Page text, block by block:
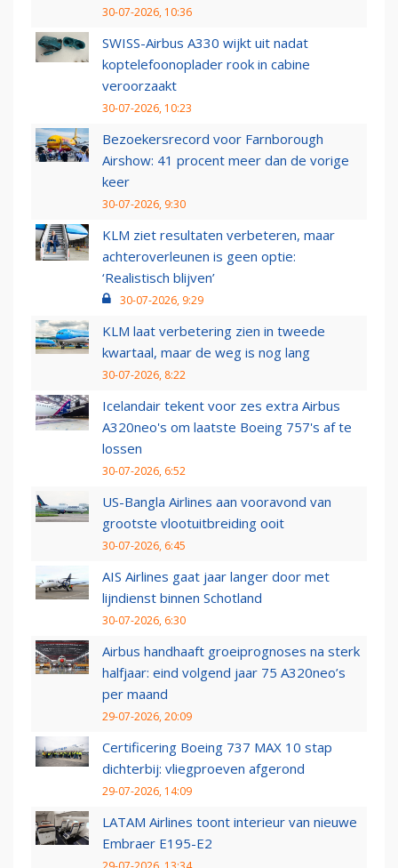
30-07-2026, 10:36
SWISS-Airbus A330 wijkt uit nadat
koptelefoonoplader rook in cabine
veroorzaakt
30-07-2026, 10:23
Bezoekersrecord voor Farnborough
Airshow: 41 procent meer dan de vorige
keer
30-07-2026, 9:30
KLM ziet resultaten verbeteren, maar
achteroverleunen is geen optie:
‘Realistisch blijven’
30-07-2026, 9:29
KLM laat verbetering zien in tweede
kwartaal, maar de weg is nog lang
30-07-2026, 8:22
Icelandair tekent voor zes extra Airbus
A320neo's om laatste Boeing 757's af te
lossen
30-07-2026, 6:52
US-Bangla Airlines aan vooravond van
grootste vlootuitbreiding ooit
30-07-2026, 6:45
AIS Airlines gaat jaar langer door met
lijndienst binnen Schotland
30-07-2026, 6:30
Airbus handhaaft groeiprognoses na sterk
halfjaar: eind volgend jaar 75 A320neo’s
per maand
29-07-2026, 20:09
Certificering Boeing 737 MAX 10 stap
dichterbij: vliegproeven afgerond
29-07-2026, 14:09
LATAM Airlines toont interieur van nieuwe
Embraer E195-E2